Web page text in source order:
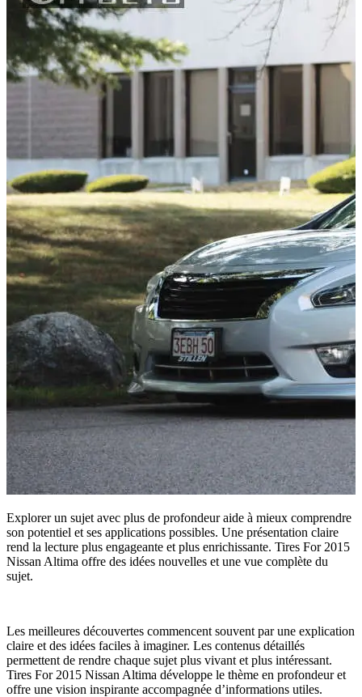
Explorer un sujet avec plus de profondeur aide à mieux comprendre
son potentiel et ses applications possibles. Une présentation claire
rend la lecture plus engageante et plus enrichissante. Tires For 2015
Nissan Altima offre des idées nouvelles et une vue complète du
sujet.
Les meilleures découvertes commencent souvent par une explication
claire et des idées faciles à imaginer. Les contenus détaillés
permettent de rendre chaque sujet plus vivant et plus intéressant.
Tires For 2015 Nissan Altima développe le thème en profondeur et
offre une vision inspirante accompagnée d’informations utiles.